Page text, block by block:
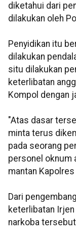
diketahui dari
dilakukan oleh
Penyidikan itu
dilakukan
situ dilakukan
keterlibatan
Kompol dengan
"Atas dasar
minta terus
pada seorang
personel oknum
mantan
Dari
keterlibatan
narkoba